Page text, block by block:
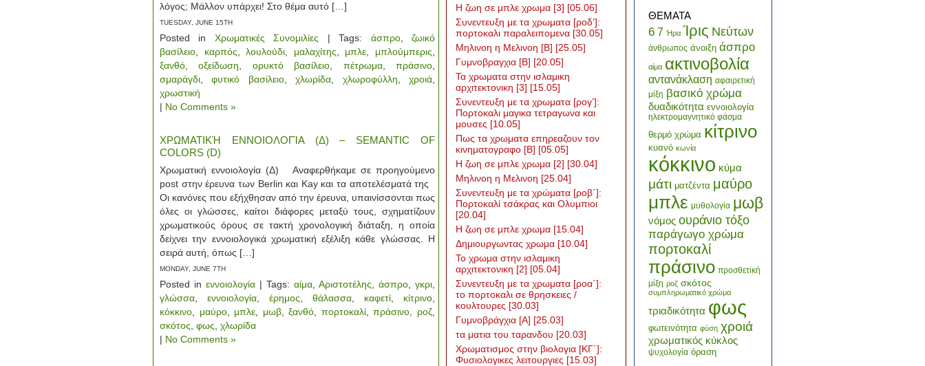
λόγος; Μάλλον υπάρχει! Στο θέμα αυτό […]
TUESDAY, JUNE 15TH
Posted in Χρωματικές Συνομιλίες | Tags: άσπρο,ζωικό
βασίλειο
καρπός ,λουλούδι μαλαχίτης μπλε μπλούμπερις
ξανθό ,οξείδωση ορυκτό βασίλειο πέτρωμα,πράσινο
σμαράγδι ,φυτικό βασίλειο,χλωρίδα χλωροφύλλη ,χροιά
χρωστική
| No Comments »
ΧΡΩΜΑΤΙΚΉ ΕΝΝΟΙΟΛΟΓΊΑ (Δ) – SEMANTIC OF
COLORS (D)
Χρωματική εννοιολογία (Δ) Αναφερθήκαμε σε προηγούμενο
post στην έρευνα των Berlin και Kay και τα αποτελέσματά της
Οι κανόνες που εξήχθησαν από την έρευνα, υπαινίσσονται πως
όλες οι γλώσσες, καίτοι διάφορες μεταξύ τους, σχηματίζουν
χρωματικούς όρους σε τακτή χρονολογική διάταξη, η οποία
δείχνει την εννοιολογικά χρωματική εξέλιξη κάθε γλώσσας. Η
σειρά αυτή, όπως […]
MONDAY, JUNE 7TH
Posted in εννοιολογία | Tags: αίμα Αριστοτέλης άσπρο γκρι
γλώσσα
εννοιολογία έρημος θάλασσα καφετί κίτρινο
κόκκινο
μαύρο, μπλε μωβ,ξανθό πορτοκαλί,πράσινο ,ροζ
σκότος φως χλωρίδα
| No Comments »
Η ζωη σε μπλε χρωμα [3] [05.06]
Συνεντευξη με τα χρωματα [ροδ’]:
πορτοκαλι παραλειπομενα [30.05]
Μηλινοη η Μελινοη [Β] [25.05]
Γυμνοβραγχια [Β] [20.05]
Τα χρωματα στην ισλαμικη
αρχιτεκτονικη [3] [15.05]
Συνεντευξη με τα χρωματα [ρογ’]:
Πορτοκαλι μαγικα τετραγωνα και
μουσες [10.05]
Πως τα χρωματα επηρεαζουν τον
κινηματογραφο [Β] [05.05]
H ζωη σε μπλε χρωμα [2] [30.04]
Μηλινοη η Μελινοη [25.04]
Συνεντευξη με τα χρώματα [ροβ΄]:
Πορτοκαλί τσάκρας και Ολυμπιοι
[20.04]
Η ζωη σε μπλε χρωμα [15.04]
Δημιουργωντας χρωμα [10.04]
Το χρωμα στην ισλαμικη
αρχιτεκτονικη [2] [05.04]
Συνεντευξη με τα χρωματα [ροα΄]:
το πορτοκαλι σε θρησκειες /
κουλτουρες [30.03]
Γυμνοβράγχια [Α] [25.03]
τα ματια του ταρανδου [20.03]
Χρωματισμος στην βιολογια [ΚΓ΄]:
Φυσιολογικες λειτουργιες [15.03]
ΘΕΜΑΤΑ
6 7 Ήρα Ίρις Νεύτων
άνθρωπος άνοιξη άσπρο
αίμα ακτινοβολία
αντανάκλαση αφαιρετική
μίξη βασικό χρώμα
δυαδικότητα εννοιολογία
ηλεκτρομαγνητικό φάσμα
θερμό χρώμα κίτρινο
κυανό κωνία
κόκκινο κύμα
μάτι ματζέντα μαύρο
μπλε μυθολογία μωβ
νόμος ουράνιο τόξο
παράγωγο χρώμα
πορτοκαλί
πράσινο προσθετική
μίξη ροζ σκότος
συμπληρωματικό χρώμα
τριαδικότητα φως
φωτεινότητα φύση χροιά
χρωματικός κύκλος
ψυχολογία όραση